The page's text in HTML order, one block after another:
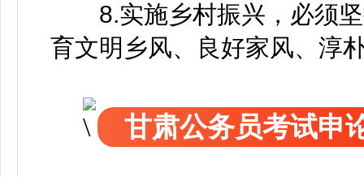
8.实施乡村振兴，必须坚
育文明乡风、良好家风、淳
甘肃公务员考试申